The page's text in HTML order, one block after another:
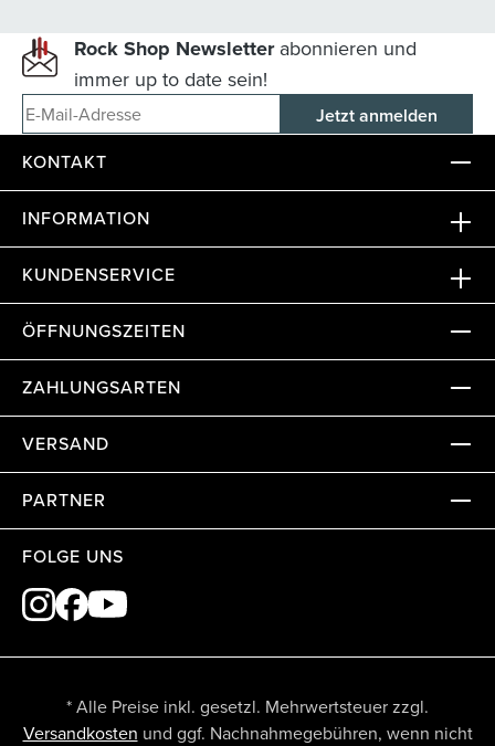
Rock Shop Newsletterabonnieren und
immer up to date sein!
E-Mail-Adresse
KONTAKT
INFORMATION
KUNDENSERVICE
ÖFFNUNGSZEITEN
ZAHLUNGSARTEN
VERSAND
PARTNER
FOLGE UNS
* Alle Preise inkl. gesetzl. Mehrwertsteuer zzgl.
Versandkosten und ggf. Nachnahmegebühren, wenn nicht